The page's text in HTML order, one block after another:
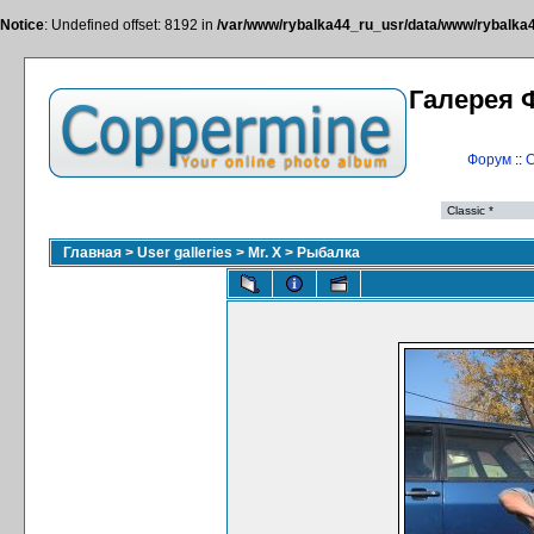
Notice: Undefined offset: 8192 in /var/www/rybalka44_ru_usr/data/www/
Галерея
Форум::
Главная > User galleries > Mr. X > Рыбалка